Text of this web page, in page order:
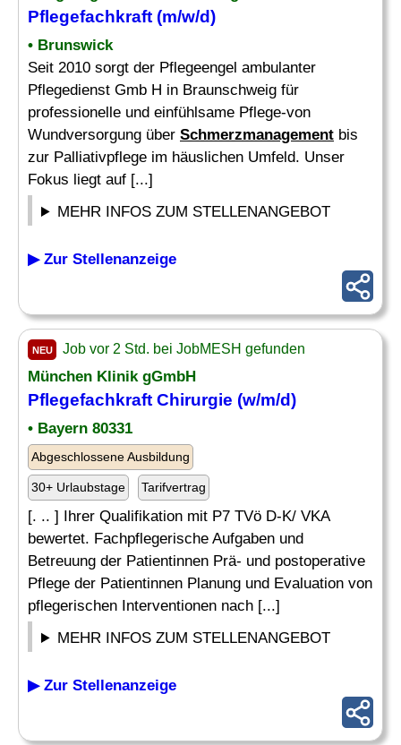
Pflegefachkraft (m/w/d)
• Brunswick
Seit 2010 sorgt der Pflegeengel ambulanter
Pflegedienst Gmb H in Braunschweig für
professionelle und einfühlsame Pflege-von
Wundversorgung über Schmerzmanagement bis
zur Palliativpflege im häuslichen Umfeld. Unser
Fokus liegt auf [...]
MEHR INFOS ZUM STELLENANGEBOT
▶ Zur Stellenanzeige
NEU Job vor 2 Std. bei JobMESH gefunden
München Klinik gGmbH
Pflegefachkraft Chirurgie (w/m/d)
• Bayern 80331
Abgeschlossene Ausbildung
30+ Urlaubstage Tarifvertrag
[. .. ] Ihrer Qualifikation mit P7 TVö D-K/ VKA
bewertet. Fachpflegerische Aufgaben und
Betreuung der Patientinnen Prä- und postoperative
Pflege der Patientinnen Planung und Evaluation von
pflegerischen Interventionen nach [...]
MEHR INFOS ZUM STELLENANGEBOT
▶ Zur Stellenanzeige